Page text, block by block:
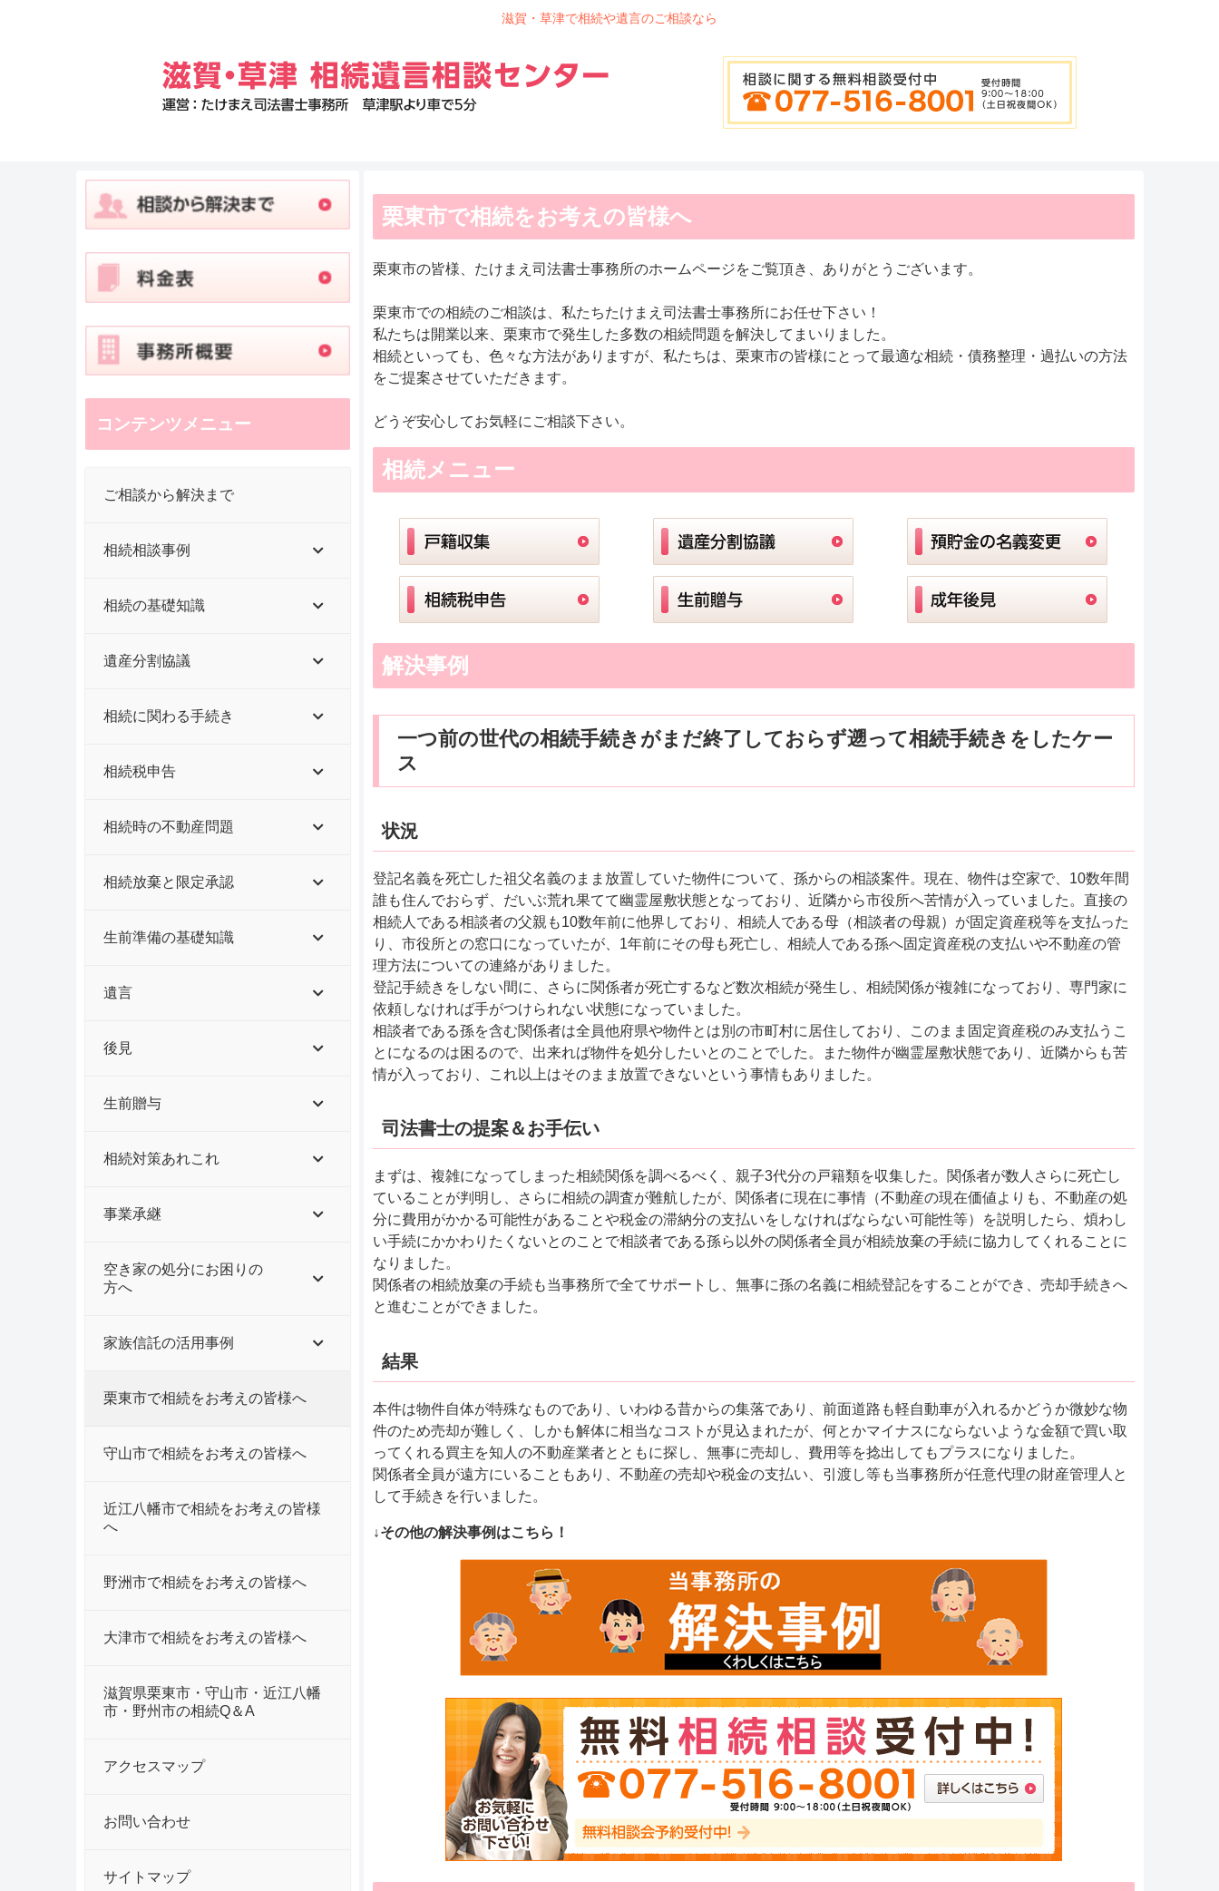
滋賀・草津で相続や遺言のご相談なら
栗東市で相続をお考えの皆様へ
栗東市の皆様、たけまえ司法書士事務所のホームページをご覧頂き、ありがとうございます。
栗東市での相続のご相談は、私たちたけまえ司法書士事務所にお任せ下さい！
私たちは開業以来、栗東市で発生した多数の相続問題を解決してまいりました。
相続といっても、色々な方法がありますが、私たちは、栗東市の皆様にとって最適な相続・債務整理・過払いの方法
をご提案させていただきます。
どうぞ安心してお気軽にご相談下さい。
相続メニュー
解決事例
一つ前の世代の相続手続きがまだ終了しておらず遡って相続手続きをしたケー
ス
状況
登記名義を死亡した祖父名義のまま放置していた物件について、孫からの相談案件。現在、物件は空家で、10数年間
誰も住んでおらず、だいぶ荒れ果てて幽霊屋敷状態となっており、近隣から市役所へ苦情が入っていました。直接の
相続人である相談者の父親も10数年前に他界しており、相続人である母（相談者の母親）が固定資産税等を支払った
り、市役所との窓口になっていたが、1年前にその母も死亡し、相続人である孫へ固定資産税の支払いや不動産の管
理方法についての連絡がありました。
登記手続きをしない間に、さらに関係者が死亡するなど数次相続が発生し、相続関係が複雑になっており、専門家に
依頼しなければ手がつけられない状態になっていました。
相談者である孫を含む関係者は全員他府県や物件とは別の市町村に居住しており、このまま固定資産税のみ支払うこ
とになるのは困るので、出来れば物件を処分したいとのことでした。また物件が幽霊屋敷状態であり、近隣からも苦
情が入っており、これ以上はそのまま放置できないという事情もありました。
司法書士の提案＆お手伝い
まずは、複雑になってしまった相続関係を調べるべく、親子3代分の戸籍類を収集した。関係者が数人さらに死亡し
ていることが判明し、さらに相続の調査が難航したが、関係者に現在に事情（不動産の現在価値よりも、不動産の処
分に費用がかかる可能性があることや税金の滞納分の支払いをしなければならない可能性等）を説明したら、煩わし
い手続にかかわりたくないとのことで相談者である孫ら以外の関係者全員が相続放棄の手続に協力してくれることに
なりました。
関係者の相続放棄の手続も当事務所で全てサポートし、無事に孫の名義に相続登記をすることができ、売却手続きへ
と進むことができました。
結果
本件は物件自体が特殊なものであり、いわゆる昔からの集落であり、前面道路も軽自動車が入れるかどうか微妙な物
件のため売却が難しく、しかも解体に相当なコストが見込まれたが、何とかマイナスにならないような金額で買い取
ってくれる買主を知人の不動産業者とともに探し、無事に売却し、費用等を捻出してもプラスになりました。
関係者全員が遠方にいることもあり、不動産の売却や税金の支払い、引渡し等も当事務所が任意代理の財産管理人と
して手続きを行いました。
↓その他の解決事例はこちら！
コンテンツメニュー
ご相談から解決まで
相続相談事例
相続の基礎知識
遺産分割協議
相続に関わる手続き
相続税申告
相続時の不動産問題
相続放棄と限定承認
生前準備の基礎知識
遺言
後見
生前贈与
相続対策あれこれ
事業承継
空き家の処分にお困りの
方へ
家族信託の活用事例
栗東市で相続をお考えの皆様へ
守山市で相続をお考えの皆様へ
近江八幡市で相続をお考えの皆様
へ
野洲市で相続をお考えの皆様へ
大津市で相続をお考えの皆様へ
滋賀県栗東市・守山市・近江八幡
市・野州市の相続Q＆A
アクセスマップ
お問い合わせ
サイトマップ